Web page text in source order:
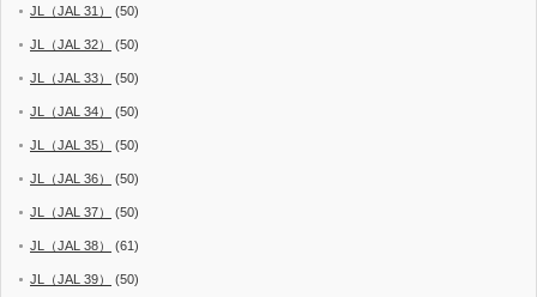
JL（JAL 31） (50)
JL（JAL 32） (50)
JL（JAL 33） (50)
JL（JAL 34） (50)
JL（JAL 35） (50)
JL（JAL 36） (50)
JL（JAL 37） (50)
JL（JAL 38） (61)
JL（JAL 39） (50)